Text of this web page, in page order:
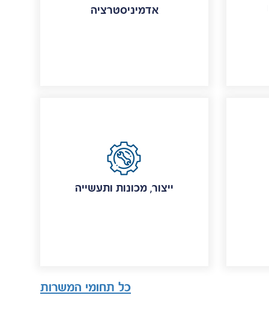
אדמיניסטרציה
ייצור, מכונות ותעשייה
כל תחומי המשרות